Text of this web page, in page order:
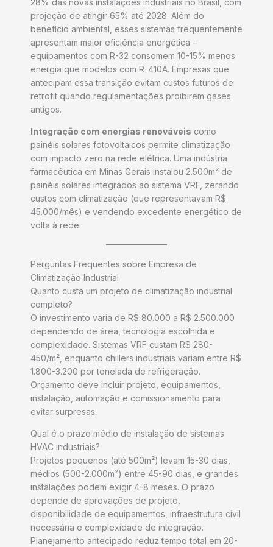
28% das novas instalações industriais no Brasil, com
projeção de atingir 65% até 2028. Além do
benefício ambiental, esses sistemas frequentemente
apresentam maior eficiência energética –
equipamentos com R-32 consomem 10-15% menos
energia que modelos com R-410A. Empresas que
antecipam essa transição evitam custos futuros de
retrofit quando regulamentações proibirem gases
antigos.
Integração com energias renováveis como
painéis solares fotovoltaicos permite climatização
com impacto zero na rede elétrica. Uma indústria
farmacêutica em Minas Gerais instalou 2.500m² de
painéis solares integrados ao sistema VRF, zerando
custos com climatização (que representavam R$
45.000/mês) e vendendo excedente energético de
volta à rede.
Perguntas Frequentes sobre Empresa de
Climatização Industrial
Quanto custa um projeto de climatização industrial
completo?
O investimento varia de R$ 80.000 a R$ 2.500.000
dependendo de área, tecnologia escolhida e
complexidade. Sistemas VRF custam R$ 280-
450/m², enquanto chillers industriais variam entre R$
1.800-3.200 por tonelada de refrigeração.
Orçamento deve incluir projeto, equipamentos,
instalação, automação e comissionamento para
evitar surpresas.
Qual é o prazo médio de instalação de sistemas
HVAC industriais?
Projetos pequenos (até 500m²) levam 15-30 dias,
médios (500-2.000m²) entre 45-90 dias, e grandes
instalações podem exigir 4-8 meses. O prazo
depende de aprovações de projeto,
disponibilidade de equipamentos, infraestrutura civil
necessária e complexidade de integração.
Planejamento antecipado reduz tempo total em 20-